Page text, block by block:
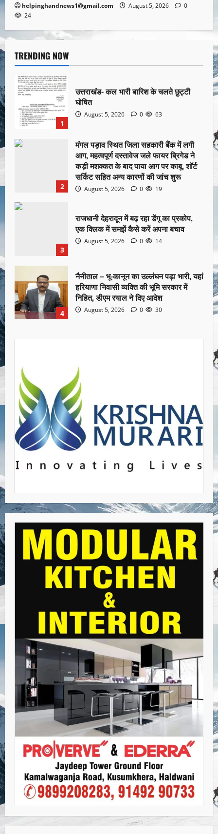
helpinghandnews1@gmail.com August 5, 2026
0
24
TRENDING NOW
1
उत्तराखंड- कल भारी बारिश के चलते छुट्टी
घोषित
August 5, 2026 0 63
2
मंगल पड़ाव स्थित जिला सहकारी बैंक में लगी
आग, महत्वपूर्ण दस्तावेज जले फायर ब्रिगेड ने
कड़ी मशक्कत के बाद पाया आग पर काबू, शॉर्ट
सर्किट सहित अन्य कारणों की जांच शुरू
August 5, 2026 0 19
3
राजधानी देहरादून में बढ़ रहा डेंगू का प्रकोप,
एक क्लिक में समझें कैसे करें अपना बचाव
August 5, 2026 0 14
4
नैनीताल – भू-कानून का उल्लंघन पड़ा भारी, यहां
हरियाणा निवासी व्यक्ति की भूमि सरकार में
निहित, डीएम रयाल ने दिए आदेश
August 5, 2026 0 30